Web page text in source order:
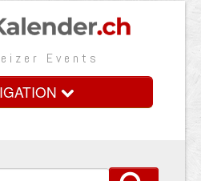
Events